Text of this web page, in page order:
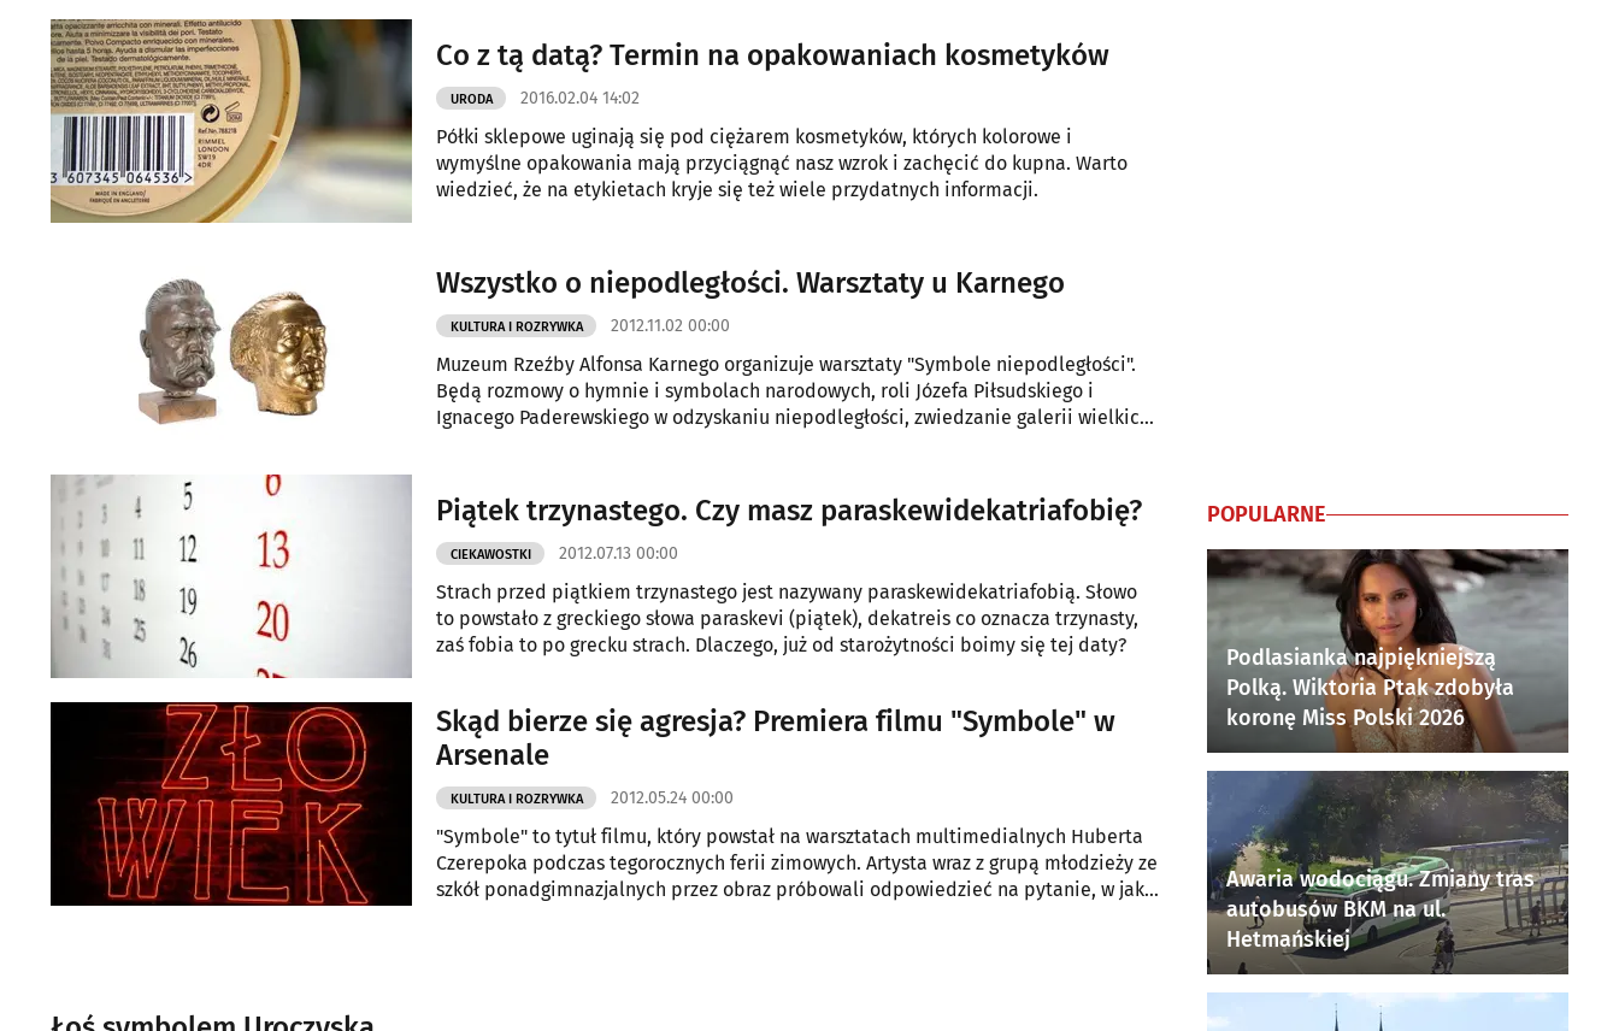
Co z tą datą? Termin na opakowaniach kosmetyków
URODA 2016.02.04 14:02
Półki sklepowe uginają się pod ciężarem kosmetyków, których kolorowe i
wymyślne opakowania mają przyciągnąć nasz wzrok i zachęcić do kupna. Warto
wiedzieć, że na etykietach kryje się też wiele przydatnych informacji.
Wszystko o niepodległości. Warsztaty u Karnego
KULTURA I ROZRYWKA 2012.11.02 00:00
Muzeum Rzeźby Alfonsa Karnego organizuje warsztaty "Symbole niepodległości".
Będą rozmowy o hymnie i symbolach narodowych, roli Józefa Piłsudskiego i
Ignacego Paderewskiego w odzyskaniu niepodległości, zwiedzanie galerii wielkich
Piątek trzynastego. Czy masz paraskewidekatriafobię?
CIEKAWOSTKI 2012.07.13 00:00
Strach przed piątkiem trzynastego jest nazywany paraskewidekatriafobią. Słowo
to powstało z greckiego słowa paraskevi (piątek), dekatreis co oznacza trzynasty,
zaś fobia to po grecku strach. Dlaczego, już od starożytności boimy się tej daty?
Skąd bierze się agresja? Premiera filmu "Symbole" w
Arsenale
KULTURA I ROZRYWKA 2012.05.24 00:00
"Symbole" to tytuł filmu, który powstał na warsztatach multimedialnych Huberta
Czerepoka podczas tegorocznych ferii zimowych. Artysta wraz z grupą młodzieży ze
szkół ponadgimnazjalnych przez obraz próbowali odpowiedzieć na pytanie, w jaki
POPULARNE
Podlasianka najpiękniejszą
Polką. Wiktoria Ptak zdobyła
koronę Miss Polski 2026
Awaria wodociągu. Zmiany tras
autobusów BKM na ul.
Hetmańskiej